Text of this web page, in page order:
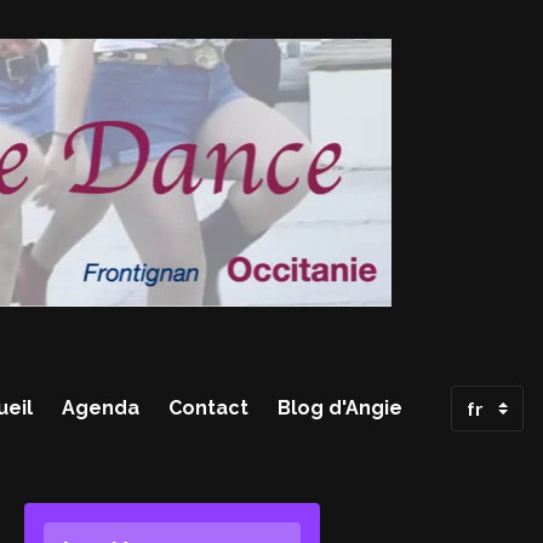
Agenda Contact Blog d'Angie